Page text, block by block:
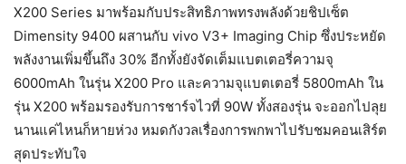
X200 Series มาพร้อมกับประสิทธิภาพทรงพลังด้วยชิปเซ็ต
Dimensity 9400 ผสานกับ vivo V3+ Imaging Chip ซึ่งประหยัด
พลังงานเพิ่มขึ้นถึง 30% อีกทั้งยังจัดเต็มแบตเตอรี่ความจุ
6000mAh ในรุ่น X200 Pro และความจุแบตเตอรี่ 5800mAh ใน
รุ่น X200 พร้อมรองรับการชาร์จไวที่ 90W ทั้งสองรุ่น จะออกไปลุย
นานแค่ไหนก็หายห่วง หมดกังวลเรื่องการพกพาไปรับชมคอนเสิร์ต
สุดประทับใจ